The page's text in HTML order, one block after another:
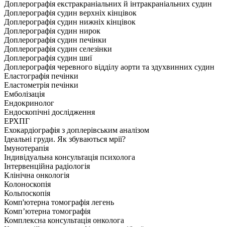
Доплерографія екстракраніальних й інтракраніальних судин
Доплерографія судин верхніх кінцівок
Доплерографія судин нижніх кінцівок
Доплерографія судин нирок
Доплерографія судин печінки
Доплерографія судин селезінки
Доплерографія судин шиї
Доплерографія черевного відділу аорти та здухвинних судин
Еластографія печінки
Еластометрія печінки
Емболізація
Ендокринолог
Ендоскопічні дослідження
ЕРХПГ
Ехокардіографія з доплерівським аналізом
Ідеальні груди. Як збуваються мрії?
Імунотерапія
Індивідуальна консультація психолога
Інтервенційна радіологія
Клінічна онкологія
Колоноскопія
Кольпоскопія
Комп'ютерна томографія легень
Комп’ютерна томографія
Комплексна консультація онколога